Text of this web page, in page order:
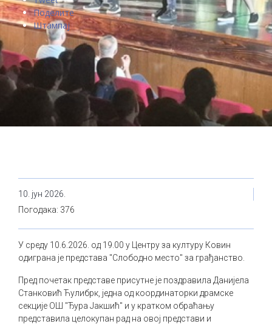
Поделите
Штампај
10. јун 2026.
Погодака: 376
У среду 10.6.2026. од 19.00 у Центру за културу Ковин
одиграна је представа "Слободно место" за грађанство.
Пред почетак представе присутне је поздравила Данијела
Станковић Ћулибрк, једна од координаторки драмске
секције ОШ "Ђура Јакшић" и у кратком обраћању
представила целокупан рад на овој представи и